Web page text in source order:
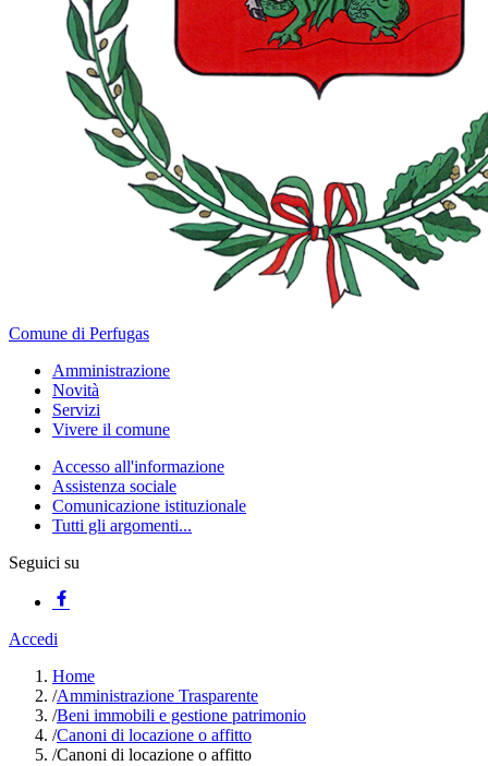
Comune di Perfugas
Amministrazione
Novità
Servizi
Vivere il comune
Accesso all'informazione
Assistenza sociale
Comunicazione istituzionale
Tutti gli argomenti...
Seguici su
Accedi
Home
/Amministrazione Trasparente
/Beni immobili e gestione patrimonio
/Canoni di locazione o affitto
/Canoni di locazione o affitto